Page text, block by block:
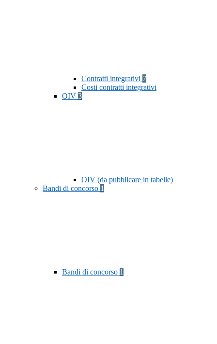
Contratti integrativi 7
Costi contratti integrativi
OIV 3
OIV (da pubblicare in tabelle)
Bandi di concorso 1
Bandi di concorso 1